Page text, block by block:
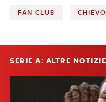
FAN CLUB CHIEVO
SERIE A: ALTRE NOTIZIE